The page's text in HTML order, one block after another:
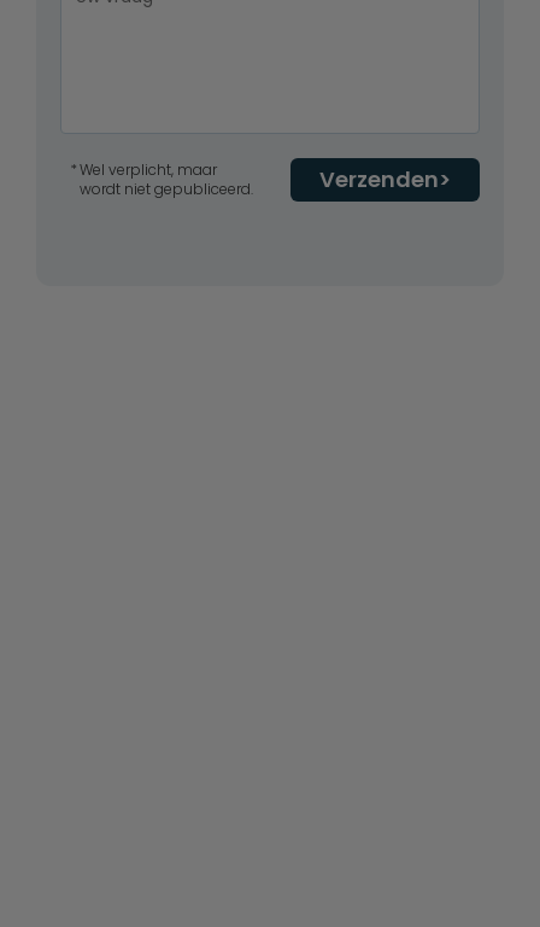
Verzenden
Wel verplicht, maar
wordt niet gepubliceerd.